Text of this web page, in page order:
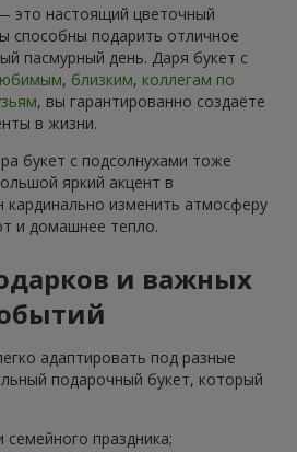
это настоящий цветочный
способны подарить отличное
пасмурный день. Даря букет с
, близким, коллегам по
, вы гарантированно создаёте
в жизни.
букет с подсолнухами тоже
яркий акцент в
кардинально изменить атмосферу
и домашнее тепло.
и важных
адаптировать под разные
подарочный букет, который
праздника;